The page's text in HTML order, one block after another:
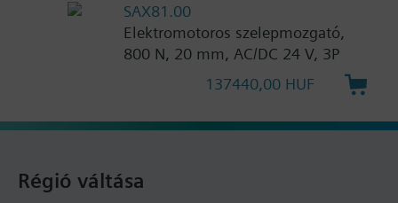
SAX81.00
Elektromotoros szelepmozgató,
800 N, 20 mm, AC/DC 24 V, 3P
137440,00 HUF
Régió váltása